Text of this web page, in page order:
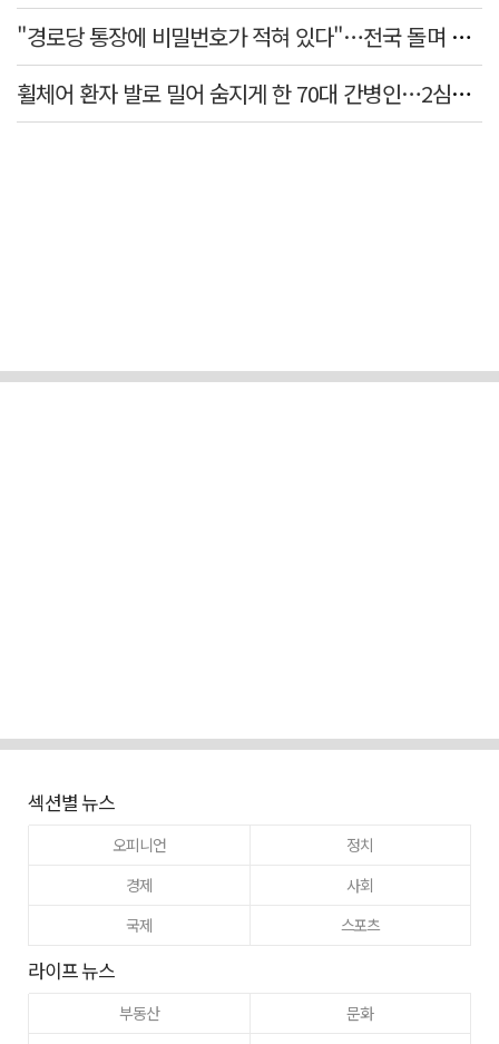
"경로당 통장에 비밀번호가 적혀 있다"…전국 돌며 경로당 13곳 턴 30대 구속
휠체어 환자 발로 밀어 숨지게 한 70대 간병인…2심도 집행유예
섹션별 뉴스
오피니언
정치
경제
사회
국제
스포츠
라이프 뉴스
부동산
문화